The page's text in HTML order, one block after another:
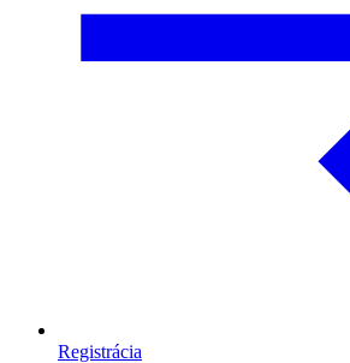
Registrácia